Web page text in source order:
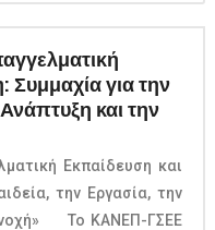
Συμμαχία για την
και την
Εκπαίδευση και
την Εργασία, την
Το ΚΑΝΕΠ-ΓΣΕΕ